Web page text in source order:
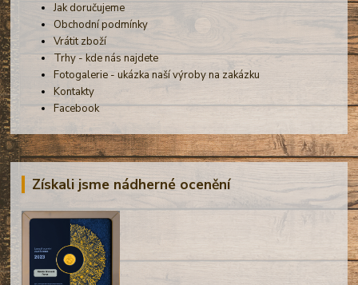
Jak doručujeme
Obchodní podmínky
Vrátit zboží
Trhy - kde nás najdete
Fotogalerie - ukázka naší výroby na zakázku
Kontakty
Facebook
Získali jsme nádherné ocenění